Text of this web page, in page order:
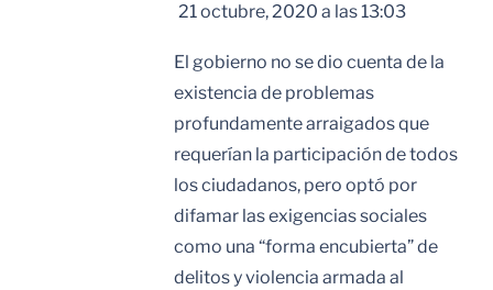
21 octubre, 2020 a las 13:03
El gobierno no se dio cuenta de la
existencia de problemas
profundamente arraigados que
requerían la participación de todos
los ciudadanos, pero optó por
difamar las exigencias sociales
como una “forma encubierta” de
delitos y violencia armada al